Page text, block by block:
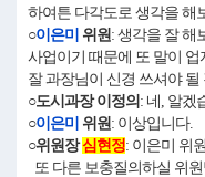
하여튼 다각도로 생각을 해
○이은미 위원: 생각을 잘 해
사업이기 때문에 또 말이
잘 과장님이 신경 쓰셔야 될
○도시과장 이정의 : 네, 알겠
○이은미 위원: 이상입니다.
○위원장심현정: 이은미 위
또 다른 보충질의하실 위